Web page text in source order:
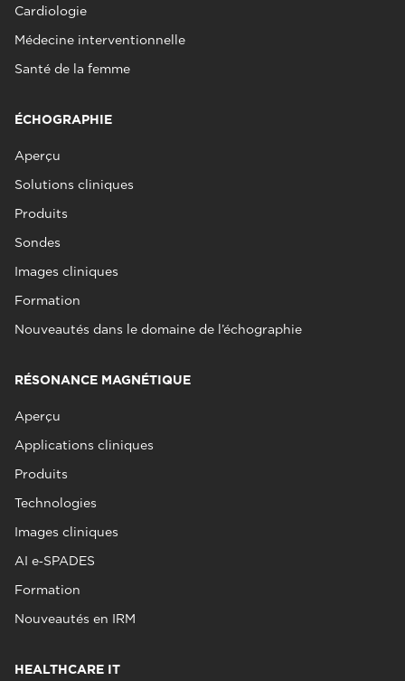
Cardiologie
Médecine interventionnelle
Santé de la femme
ÉCHOGRAPHIE
Aperçu
Solutions cliniques
Produits
Sondes
Images cliniques
Formation
Nouveautés dans le domaine de l’échographie
RÉSONANCE MAGNÉTIQUE
Aperçu
Applications cliniques
Produits
Technologies
Images cliniques
AI e‑SPADES
Formation
Nouveautés en IRM
HEALTHCARE IT